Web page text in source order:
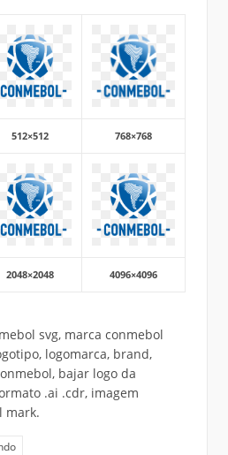
512×512 768×768
2048×2048 4096×4096
svg, marca conmebol
logomarca, brand,
bajar logo da
.ai .cdr, imagem
mark.